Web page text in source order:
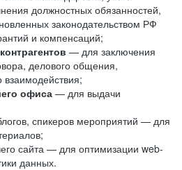
должностных обязанностей,
законодательством РФ
и компенсаций;
— для заключения
делового общения,
офиса — для выдачи
спикеров мероприятий — для
сайта — для оптимизации web-
данных.